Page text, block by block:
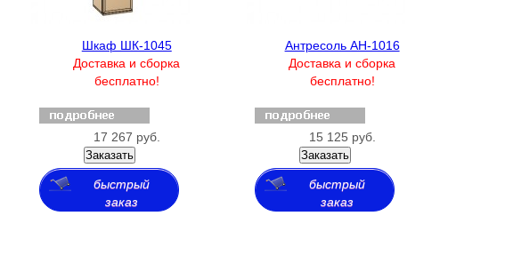
Шкаф ШК-1045
Доставка и сборка
бесплатно!
17 267 руб.
Заказать
быстрый
заказ
Антресоль АН-1016
Доставка и сборка
бесплатно!
15 125 руб.
Заказать
быстрый
заказ